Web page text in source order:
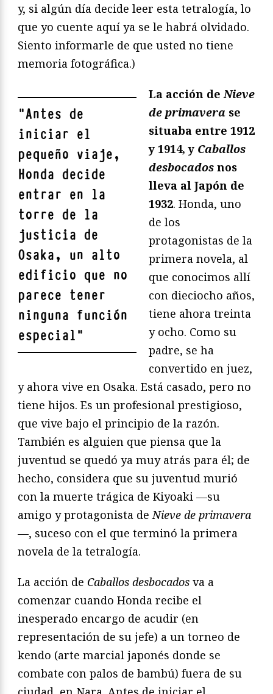
y, si algún día decide leer esta tetralogía, lo
que yo cuente aquí ya se le habrá olvidado.
Siento informarle de que usted no tiene
memoria fotográfica.)
"Antes de
iniciar el
pequeño viaje,
Honda decide
entrar en la
torre de la
justicia de
Osaka, un alto
edificio que no
parece tener
ninguna función
especial"
La acción de Nieve
de primavera se
situaba entre 1912
y 1914, y Caballos
desbocados nos
lleva al Japón de
1932. Honda, uno
de los
protagonistas de la
primera novela, al
que conocimos allí
con dieciocho años,
tiene ahora treinta
y ocho. Como su
padre, se ha
convertido en juez,
y ahora vive en Osaka. Está casado, pero no
tiene hijos. Es un profesional prestigioso,
que vive bajo el principio de la razón.
También es alguien que piensa que la
juventud se quedó ya muy atrás para él; de
hecho, considera que su juventud murió
con la muerte trágica de Kiyoaki —su
amigo y protagonista de Nieve de primavera
—, suceso con el que terminó la primera
novela de la tetralogía.
La acción de Caballos desbocados va a
comenzar cuando Honda recibe el
inesperado encargo de acudir (en
representación de su jefe) a un torneo de
kendo (arte marcial japonés donde se
combate con palos de bambú) fuera de su